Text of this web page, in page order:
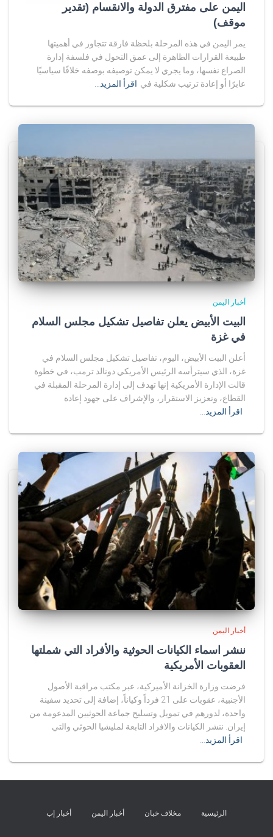
اليمن على مفترق الدولة والانقسام (تقدير
موقف)
يمر اليمن في هذه المرحلة بلحظة فارقة تتجاوز في أهميتها
طبيعة القرارات الظاهرة إلى عمق التحول في فلسفة إدارة
الصراع نفسها، وما يجري لا يمكن توصيفه بوصفه خلافًا سياسيًا
عابرًا أو إعادة ترتيب شكلية في اقرأ المزيد…
أخبار اليمن
البيت الأبيض يعلن تفاصيل تشكيل مجلس السلام
في غزة
أعلن البيت الأبيض، اليوم، تفاصيل تشكيل مجلس السلام في
غزة، الذي سيترأسه الرئيس الأمريكي دونالد ترمب، في خطوة
قالت الإدارة الأمريكية إنها تهدف إلى إدارة المرحلة المقبلة في
القطاع، وتعزيز الاستقرار، والإشراف على جهود إعادة
اقرأ المزيد…
أخبار اليمن
ننشر اسماء الكيانات الحوثية والأفراد التي شملتها
العقوبات الأمريكية
فرضت وزارة الخزانة الأميركية، عبر مكتب مراقبة الأصول
الأجنبية، عقوبات على 21 فرداً وكياناً، إضافة إلى تحديد سفينة
واحدة، لدورهم في تمويل وتسليح جماعة الحوثيين المدعومة من
إيران. ننشر الكيانات والافراد التابعة لمليشيا الحوثي والتي
اقرأ المزيد…
الرئيسية مخلاف خبان أخبار اليمن أخبار إب